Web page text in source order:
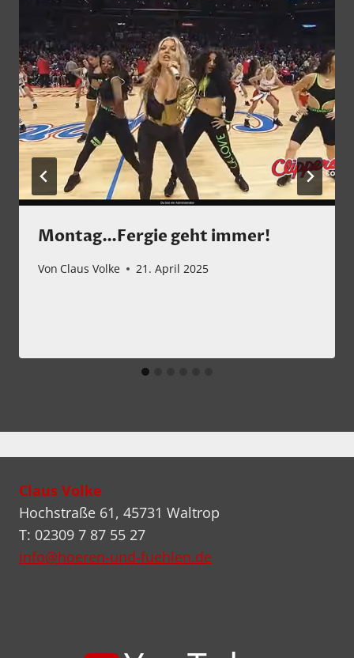
Montag…Fergie geht immer!
Von Claus Volke 21. April 2025
Claus Volke
Hochstraße 61, 45731 Waltrop
T: 02309 7 87 55 27
info@hoeren-und-fuehlen.de